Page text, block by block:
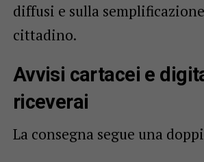
diffusi e sulla
cittadino.
Avvisi cartacei e
riceverai
La consegna segue una